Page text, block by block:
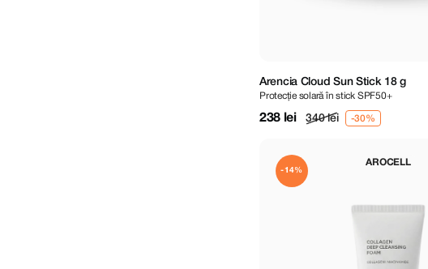
Arencia Cloud Sun Stick 18 g
Protecție solară în stick SPF50+
238 lei 340 lei
AROCELL
-14%